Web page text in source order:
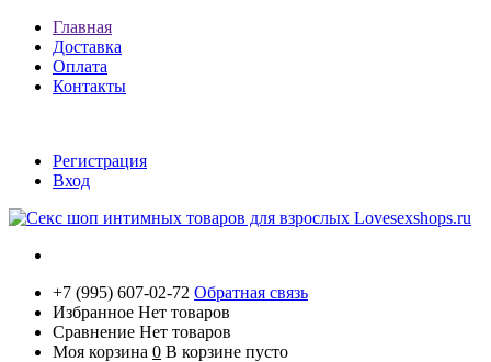
Главная
Доставка
Оплата
Контакты
Регистрация
Вход
+7 (995) 607-02-72 Обратная связь
Избранное Нет товаров
Сравнение Нет товаров
Моя корзина 0 В корзине пусто